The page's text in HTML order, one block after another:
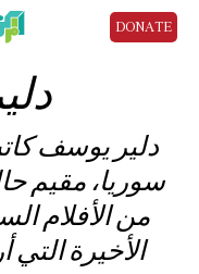
DONATE
دلير يوسف
سوريا، مقيم
من الأفلام
الأخيرة التي